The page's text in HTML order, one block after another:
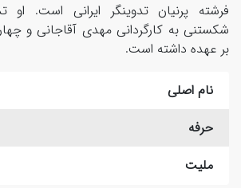
فرشته پرنیان تدوینگر ایرانی است. او
شکستنی به کارگردانی مهدی آقاجانی و
بر عهده داشته است.
نام اصلی
حرفه
ملیت